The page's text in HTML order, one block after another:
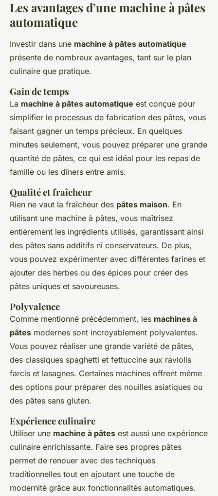
Les avantages d’une machine à pâtes
automatique
Investir dans une machine à pâtes automatique
présente de nombreux avantages, tant sur le plan
culinaire que pratique.
Gain de temps
La machine à pâtes automatique est conçue pour
simplifier le processus de fabrication des pâtes, vous
faisant gagner un temps précieux. En quelques
minutes seulement, vous pouvez préparer une grande
quantité de pâtes, ce qui est idéal pour les repas de
famille ou les dîners entre amis.
Qualité et fraîcheur
Rien ne vaut la fraîcheur des pâtes maison. En
utilisant une machine à pâtes, vous maîtrisez
entièrement les ingrédients utilisés, garantissant ainsi
des pâtes sans additifs ni conservateurs. De plus,
vous pouvez expérimenter avec différentes farines et
ajouter des herbes ou des épices pour créer des
pâtes uniques et savoureuses.
Polyvalence
Comme mentionné précédemment, les machines à
pâtes modernes sont incroyablement polyvalentes.
Vous pouvez réaliser une grande variété de pâtes,
des classiques spaghetti et fettuccine aux raviolis
farcis et lasagnes. Certaines machines offrent même
des options pour préparer des nouilles asiatiques ou
des pâtes sans gluten.
Expérience culinaire
Utiliser une machine à pâtes est aussi une expérience
culinaire enrichissante. Faire ses propres pâtes
permet de renouer avec des techniques
traditionnelles tout en ajoutant une touche de
modernité grâce aux fonctionnalités automatiques.